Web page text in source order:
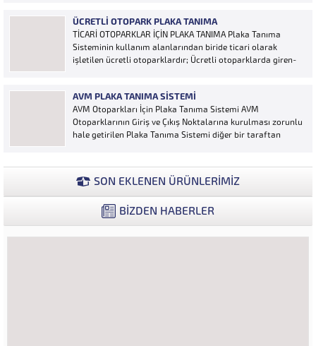
araçların Plakalarının tanımlanmasına yönelik geliştirilen
bir yazılımdır. Sistem karayolları şeritlerine yerleştirilen
kameralar sayesinde alınan...
ÜCRETLI OTOPARK PLAKA TANIMA
TİCARİ OTOPARKLAR İÇİN PLAKA TANIMA Plaka Tanıma
Sisteminin kullanım alanlarından biride ticari olarak
işletilen ücretli otoparklardır; Ücretli otoparklarda giren-
Ücretin otopark girişinde araç tipine göre peşin alınması
ya...
AVM PLAKA TANIMA SISTEMI
AVM Otoparkları İçin Plaka Tanıma Sistemi AVM
Otoparklarının Giriş ve Çıkış Noktalarına kurulması zorunlu
hale getirilen Plaka Tanıma Sistemi diğer bir taraftan
verilerle müşteri yoğunluk analizlerini çok ayrıntılı...
SON EKLENEN ÜRÜNLERİMİZ
BİZDEN HABERLER